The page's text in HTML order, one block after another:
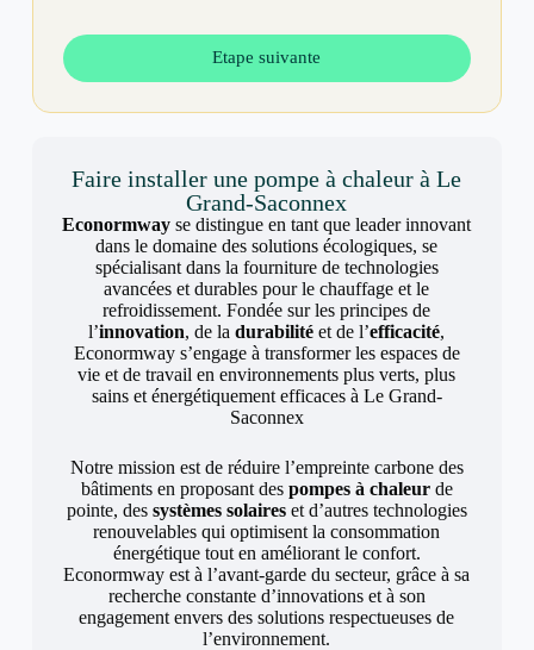
Etape suivante
Faire installer une pompe à chaleur à Le
Grand-Saconnex
Econormway se distingue en tant que leader innovant
dans le domaine des solutions écologiques, se
spécialisant dans la fourniture de technologies
avancées et durables pour le chauffage et le
refroidissement. Fondée sur les principes de
l’innovation, de ladurabilité et de l’efficacité,
Econormway s’engage à transformer les espaces de
vie et de travail en environnements plus verts, plus
sains et énergétiquement efficaces à Le Grand-
Saconnex
Notre mission est de réduire l’empreinte carbone des
bâtiments en proposant des pompes à chaleurde
pointe, des systèmes solaireset d’autres technologies
renouvelables qui optimisent la consommation
énergétique tout en améliorant le confort.
Econormway est à l’avant-garde du secteur, grâce à sa
recherche constante d’innovations et à son
engagement envers des solutions respectueuses de
l’environnement.